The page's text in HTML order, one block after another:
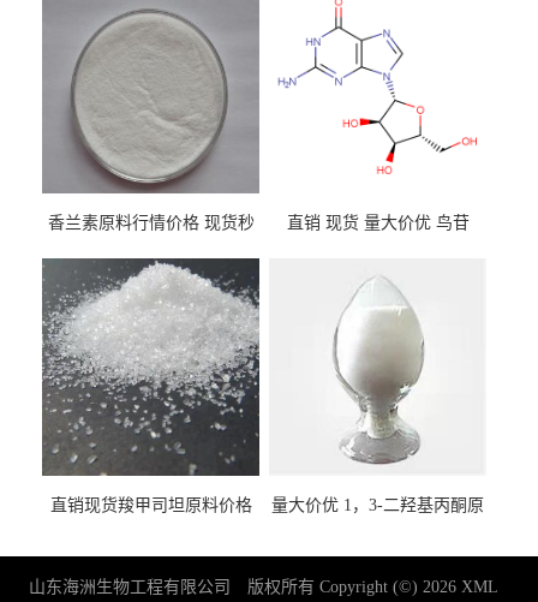
香兰素原料行情价格 现货秒
直销 现货 量大价优 鸟苷
直销现货羧甲司坦原料价格
量大价优 1，3-二羟基丙酮原
山东海洲生物工程有限公司 版权所有 Copyright (©) 2026 XML